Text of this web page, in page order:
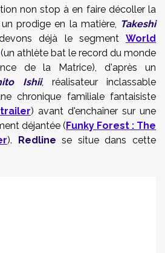
non stop à en faire décoller la
prodige en la matière, Takeshi
déjà le segment World
(un athlète bat le record du monde
de la Matrice), d'après un
Ishii, réalisateur inclassable
chronique familiale fantaisiste
) avant d'enchaîner sur une
déjantée (Funky Forest : The
). Redline se situe dans cette